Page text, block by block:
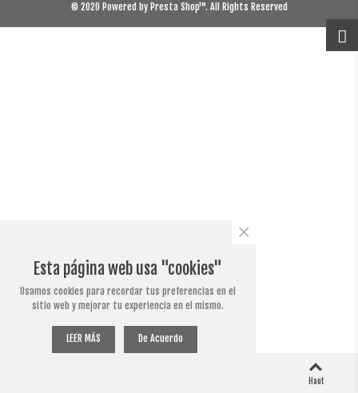
© 2020 Powered by Presta Shop™. All Rights Reserved
Haut
Esta página web usa "cookies"
Usamos cookies para recordar tus preferencias en el
sitio web y mejorar tu experiencia en el mismo.
LEER MÁS De Acuerdo
×